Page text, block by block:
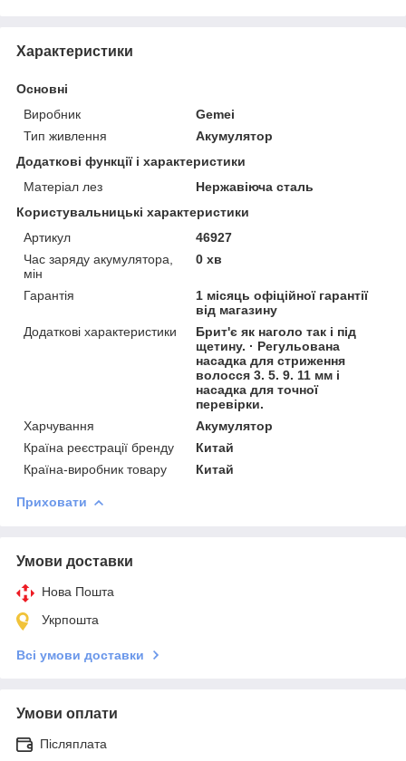
Характеристики
Основні
Виробник
Gemei
Тип живлення
Акумулятор
Додаткові функції і характеристики
Матеріал лез
Нержавіюча сталь
Користувальницькі характеристики
Артикул
46927
Час заряду акумулятора,
мін
0 хв
Гарантія
1 місяць офіційної гарантії
від магазину
Додаткові характеристики
Брит'є як наголо так і під
щетину. · Регульована
насадка для стриження
волосся 3. 5. 9. 11 мм і
насадка для точної
перевірки.
Харчування
Акумулятор
Країна реєстрації бренду
Китай
Країна-виробник товару
Китай
Приховати
Умови доставки
Нова Пошта
Укрпошта
Всі умови доставки
Умови оплати
Післяплата